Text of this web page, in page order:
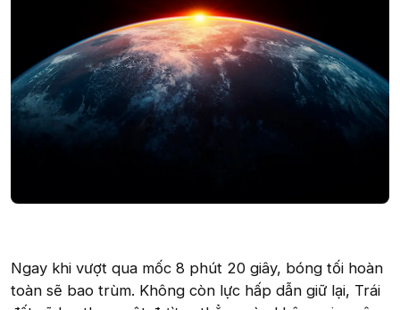
Ngay khi vượt qua mốc 8 phút 20 giây, bóng tối hoàn
toàn sẽ bao trùm. Không còn lực hấp dẫn giữ lại, Trái